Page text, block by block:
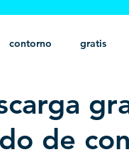
contorno gratis
minimalista
de